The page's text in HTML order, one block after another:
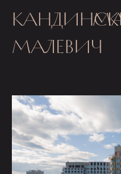
МАЛЕВИЧ